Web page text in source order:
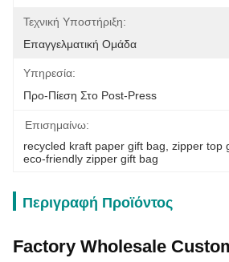
Τεχνική Υποστήριξη:
Επαγγελματική Ομάδα
Υπηρεσία:
Προ-Πίεση Στο Post-Press
Επισημαίνω:
recycled kraft paper gift bag zipper top
eco-friendly zipper gift bag
Περιγραφή Προϊόντος
Factory Wholesale